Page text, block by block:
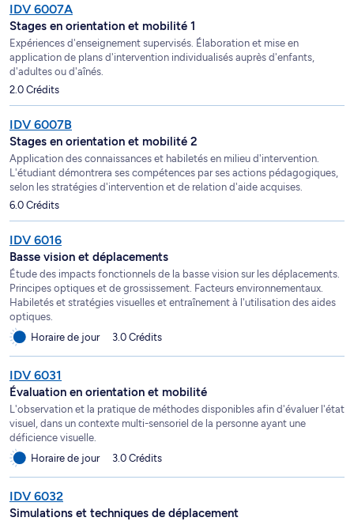
IDV 6007A
Stages en orientation et mobilité 1
Expériences d'enseignement supervisés. Élaboration et mise en
application de plans d'intervention individualisés auprès d'enfants,
d'adultes ou d'aînés.
2.0 Crédits
IDV 6007B
Stages en orientation et mobilité 2
Application des connaissances et habiletés en milieu d'intervention.
L'étudiant démontrera ses compétences par ses actions pédagogiques,
selon les stratégies d'intervention et de relation d'aide acquises.
6.0 Crédits
IDV 6016
Basse vision et déplacements
Étude des impacts fonctionnels de la basse vision sur les déplacements.
Principes optiques et de grossissement. Facteurs environnementaux.
Habiletés et stratégies visuelles et entraînement à l'utilisation des aides
optiques.
Horaire de jour
3.0 Crédits
IDV 6031
Évaluation en orientation et mobilité
L'observation et la pratique de méthodes disponibles afin d'évaluer l'état
visuel, dans un contexte multi-sensoriel de la personne ayant une
déficience visuelle.
Horaire de jour
3.0 Crédits
IDV 6032
Simulations et techniques de déplacement